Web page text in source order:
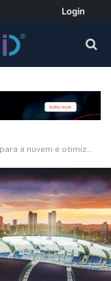
Login
e otimiza processos